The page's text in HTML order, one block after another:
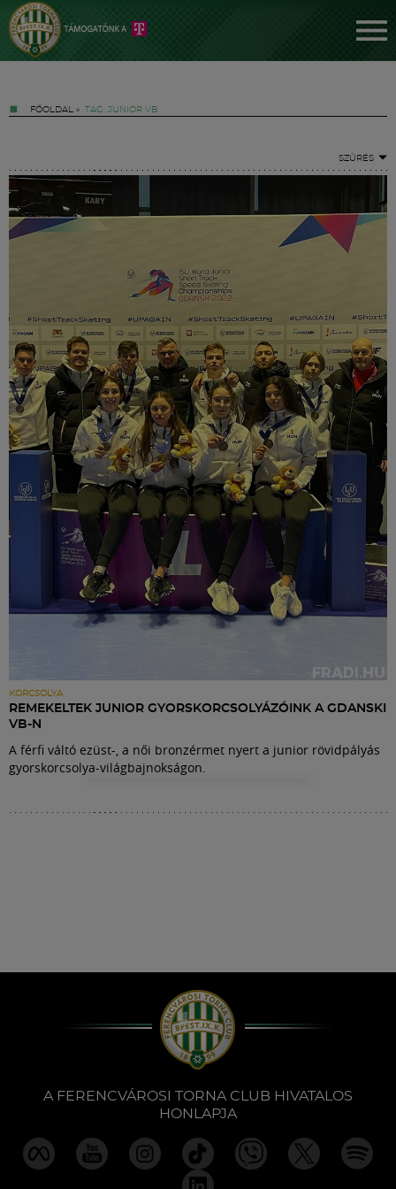
FŐOLDAL » TAG: JUNIOR VB
SZŰRÉS
KORCSOLYA
REMEKELTEK JUNIOR GYORSKORCSOLYÁZÓINK A GDANSKI
VB-N
A férfi váltó ezüst-, a női bronzérmet nyert a junior rövidpályás
gyorskorcsolya-világbajnokságon.
A FERENCVÁROSI TORNA CLUB HIVATALOS
HONLAPJA
Jegyek
Hírek
Labdarúgás
Szakosztályok
Meccscenter
Szolgáltatások
Shop